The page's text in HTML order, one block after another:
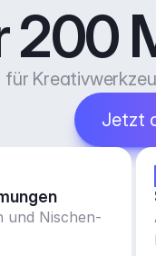
200
Jetzt
und Nischen-